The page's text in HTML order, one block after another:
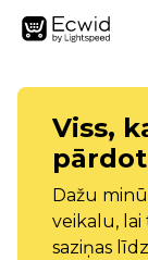
Viss,
Dažu
veikalu, lai
saziņas